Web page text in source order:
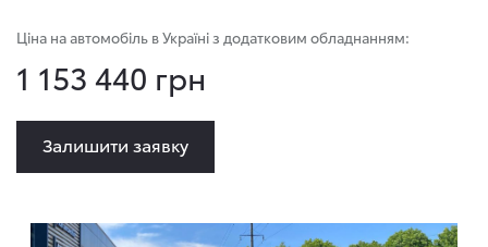
Ціна на автомобіль в Україні з додатковим обладнанням:
1 153 440 грн
Залишити заявку